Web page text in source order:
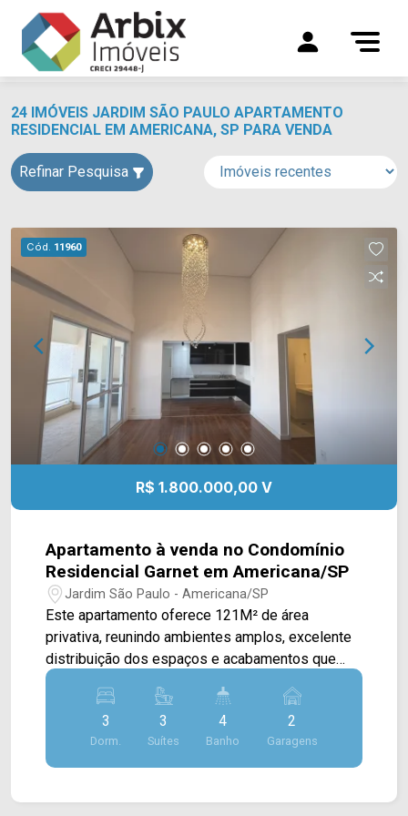
24 IMÓVEIS JARDIM SÃO PAULO APARTAMENTO
RESIDENCIAL EM AMERICANA, SP PARA VENDA
Refinar Pesquisa
Cód. 11960
R$ 1.800.000,00 V
Apartamento à venda no Condomínio
Residencial Garnet em Americana/SP
Jardim São Paulo - Americana/SP
Este apartamento oferece 121M² de área
privativa, reunindo ambientes amplos, excelente
distribuição dos espaços e acabamentos que
proporcionam conforto e sofisticação, sendo
ideal para quem busca viver com exclusividade
em uma das regiões mais valorizadas da cidade.
A área social conta com ampla sala de estar e
sala de jantar integradas, criando um ambiente
3
Dorm.
3
Suítes
4
Banho
2
Garagens